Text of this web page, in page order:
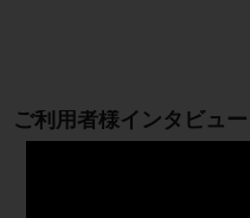
ご利用者様インタビュー